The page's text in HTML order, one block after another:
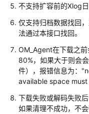
户
指
南
开
发
指
南
调
不支持扩容前的Xlog日
仅支持归档数据找回
法通过本接口找回。
OM_Agent在下载之
80%，如果大于则会
件），报错信息为：
available space must
下载失败或解码失败
如果清理不成功，不